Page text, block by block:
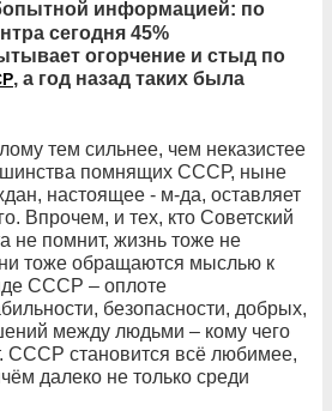
информацией: по
сегодня 45%
огорчение и стыд по
, а год назад таких была
тем сильнее, чем неказистее
помнящих СССР, ныне
настоящее - м-да, оставляет
Впрочем, и тех, кто Советский
не помнит, жизнь тоже не
тоже обращаются мыслью к
СССР – оплоте
безопасности, добрых,
между людьми – кому чего
СССР становится всё любимее,
далеко не только среди